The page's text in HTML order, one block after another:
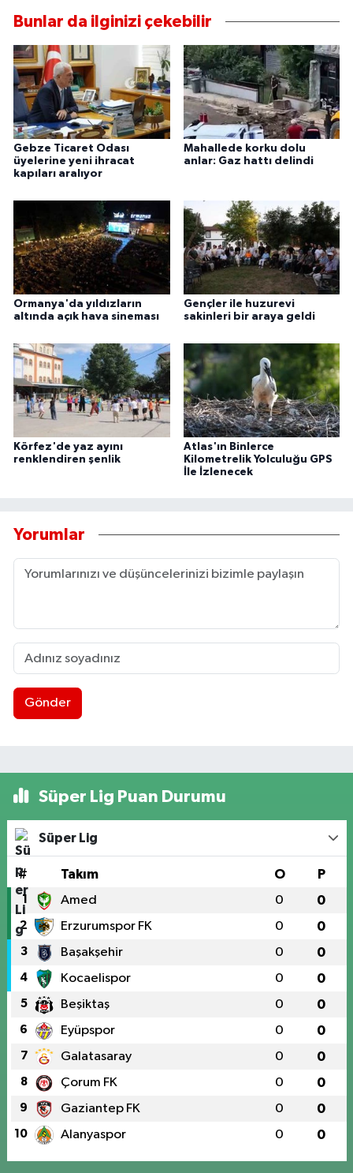
Bunlar da ilginizi çekebilir
Gebze Ticaret Odası
üyelerine yeni ihracat
kapıları aralıyor
Mahallede korku dolu
anlar: Gaz hattı delindi
Ormanya'da yıldızların
altında açık hava sineması
Gençler ile huzurevi
sakinleri bir araya geldi
Körfez'de yaz ayını
renklendiren şenlik
Atlas'ın Binlerce
Kilometrelik Yolculuğu GPS
İle İzlenecek
Yorumlar
Gönder
Süper Lig Puan Durumu
Süper Lig
# Takım O P
1 Amed 0 0
2 Erzurumspor FK 0 0
3 Başakşehir 0 0
4 Kocaelispor 0 0
5 Beşiktaş 0 0
6 Eyüpspor 0 0
7 Galatasaray 0 0
8 Çorum FK 0 0
9 Gaziantep FK 0 0
10 Alanyaspor 0 0